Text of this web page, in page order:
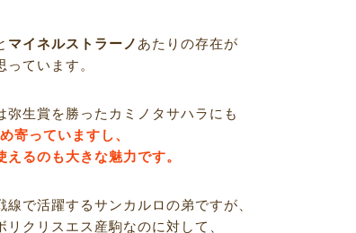
マイネルストラーノ あたりの存在が
ています。
弥生賞を勝ったカミノタサハラにも
寄っていますし、
るのも大きな魅力です。
線で活躍するサンカルロの弟ですが、
クリスエス産駒なのに対して、